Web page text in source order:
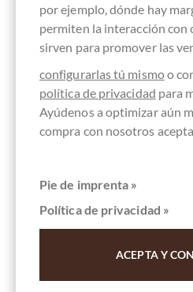
Tartufo Extra Nero
Haselnuss
1,00 €
por ejemplo, dónde hay
permiten la interacción con
sirven para promover las
configurarlas tú mismoo
política de privacidad para
Ayúdenos a optimizar aún
compra con nosotros
Pie de imprenta »
Política de privacidad »
ACEPTA Y